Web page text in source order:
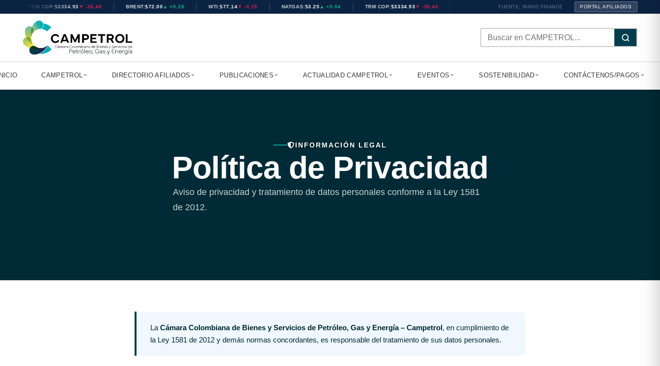
TRM COP:$3334.93▼ -26.48 BRENT:$71.94▲ +0.20 WTI:$77.15▼ -0.14 NATGAS:$3.24▲ +0.03 TRM COP:$3334.93▼ -26.48 FUENTE: YAHOO FINANCE PORTAL AFILIADOS
CAMPETROL DIRECTORIO AFILIADOS PUBLICACIONES ACTUALIDAD CAMPETROL EVENTOS SOSTENIBILIDAD CONTÁCTENOS/PAGOS
INFORMACIÓN LEGAL
Política de Privacidad
Aviso de privacidad y tratamiento de datos personales conforme a la Ley 1581
de 2012.
La Cámara Colombiana de Bienes y Servicios de Petróleo, Gas y Energía – Campetrol, en cumplimiento de
la Ley 1581 de 2012 y demás normas concordantes, es responsable del tratamiento de sus datos personales.